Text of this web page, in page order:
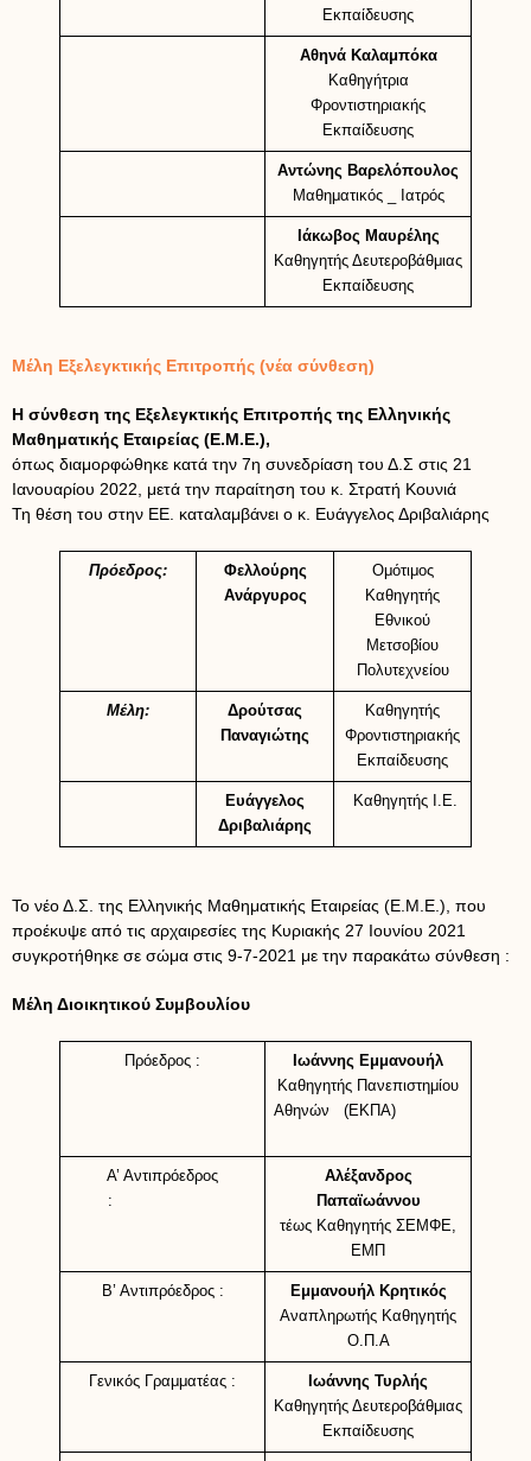
Εκπαίδευσης
Αθηνά Καλαμπόκα
Καθηγήτρια
Φροντιστηριακής
Εκπαίδευσης
Αντώνης Βαρελόπουλος
Μαθηματικός _ Ιατρός
Ιάκωβος Μαυρέλης
Καθηγητής Δευτεροβάθμιας
Εκπαίδευσης
Μέλη Εξελεγκτικής Επιτροπής (νέα σύνθεση)
Η σύνθεση της Εξελεγκτικής Επιτροπής της Ελληνικής
Μαθηματικής Εταιρείας (Ε.Μ.Ε.),
όπως διαμορφώθηκε κατά την 7η συνεδρίαση του Δ.Σ στις 21
Ιανουαρίου 2022, μετά την παραίτηση του κ. Στρατή Κουνιά
Τη θέση του στην ΕΕ. καταλαμβάνει ο κ. Ευάγγελος Δριβαλιάρης
Πρόεδρος:
Φελλούρης
Ανάργυρος
Ομότιμος
Καθηγητής
Εθνικού
Μετσοβίου
Πολυτεχνείου
Μέλη:
Δρούτσας
Παναγιώτης
Καθηγητής
Φροντιστηριακής
Εκπαίδευσης
Ευάγγελος
Δριβαλιάρης
Καθηγητής Ι.Ε.
Το νέο Δ.Σ. της Ελληνικής Μαθηματικής Εταιρείας (Ε.Μ.Ε.), που
προέκυψε από τις αρχαιρεσίες της Κυριακής 27 Ιουνίου 2021
συγκροτήθηκε σε σώμα στις 9-7-2021 με την παρακάτω σύνθεση :
Μέλη Διοικητικού Συμβουλίου
Πρόεδρος :
Ιωάννης Εμμανουήλ
Καθηγητής Πανεπιστημίου
Αθηνών (ΕΚΠΑ)
Α’ Αντιπρόεδρος
:
Αλέξανδρος
Παπαϊωάννου
τέως Καθηγητής ΣΕΜΦΕ,
ΕΜΠ
Β’ Αντιπρόεδρος :
Εμμανουήλ Κρητικός
Αναπληρωτής Καθηγητής
Ο.Π.Α
Γενικός Γραμματέας :
Ιωάννης Τυρλής
Καθηγητής Δευτεροβάθμιας
Εκπαίδευσης